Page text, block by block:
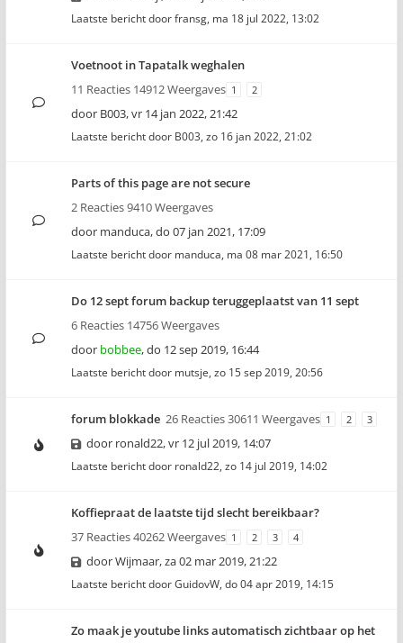
Laatste bericht doorfransg, ma 18 jul 2022, 13:02
Voetnoot in Tapatalk weghalen
11 Reacties 14912 Weergaves 1 2
door B003,vr 14 jan 2022, 21:42
Laatste bericht door B003, zo 16 jan 2022, 21:02
Parts of this page are not secure
2 Reacties 9410 Weergaves
door manduca,do 07 jan 2021, 17:09
Laatste bericht door manduca, ma 08 mar 2021, 16:50
Do 12 sept forum backup teruggeplaatst van 11 sept
6 Reacties 14756 Weergaves
door bobbee,do 12 sep 2019, 16:44
Laatste bericht door mutsje, zo 15 sep 2019, 20:56
forum blokkade 26 Reacties 30611 Weergaves 1 2 3
door ronald22,vr 12 jul 2019, 14:07
Laatste bericht door ronald22, zo 14 jul 2019, 14:02
Koffiepraat de laatste tijd slecht bereikbaar?
37 Reacties 40262 Weergaves 1 2 3 4
doorWijmaar,za 02 mar 2019, 21:22
Laatste bericht doorGuidovW, do 04 apr 2019, 14:15
Zo maak je youtube links automatisch zichtbaar op het